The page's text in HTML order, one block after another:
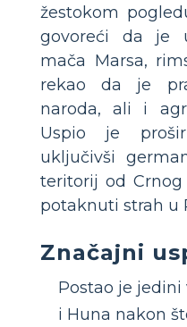
žestokom
govoreći da je
mača Marsa,
rekao da je
naroda, ali i
Uspio je
uključivši
teritorij od
potaknuti strah u
Značajni
Postao je jedini
i Huna nakon